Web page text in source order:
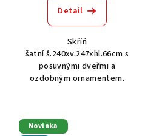
Detail
Skříň
šatní š.240xv.247xhl.66cm s
posuvnými dveřmi a
ozdobným ornamentem.
Novinka